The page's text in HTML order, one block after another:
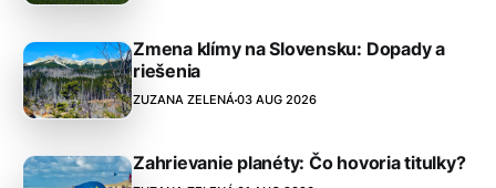
Zmena klímy na Slovensku: Dopady a
riešenia
ZUZANA ZELENÁ03 AUG 2026
Zahrievanie planéty: Čo hovoria titulky?